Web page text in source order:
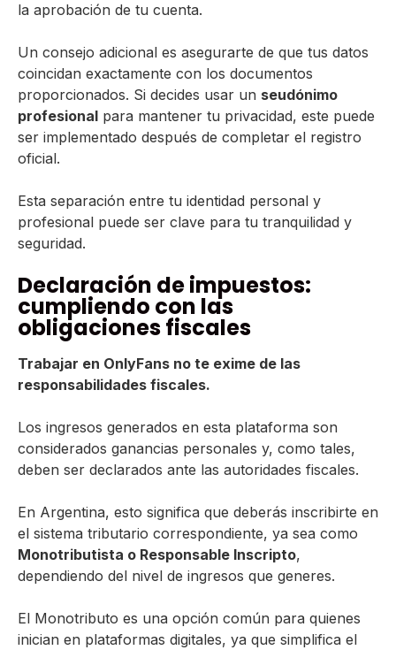
la aprobación de tu cuenta.
Un consejo adicional es asegurarte de que tus datos
coincidan exactamente con los documentos
proporcionados. Si decides usar un seudónimo
profesional para mantener tu privacidad, este puede
ser implementado después de completar el registro
oficial.
Esta separación entre tu identidad personal y
profesional puede ser clave para tu tranquilidad y
seguridad.
Declaración de impuestos:
cumpliendo con las
obligaciones fiscales
Trabajar en OnlyFans no te exime de las
responsabilidades fiscales.
Los ingresos generados en esta plataforma son
considerados ganancias personales y, como tales,
deben ser declarados ante las autoridades fiscales.
En Argentina, esto significa que deberás inscribirte en
el sistema tributario correspondiente, ya sea como
Monotributista o Responsable Inscripto,
dependiendo del nivel de ingresos que generes.
El Monotributo es una opción común para quienes
inician en plataformas digitales, ya que simplifica el